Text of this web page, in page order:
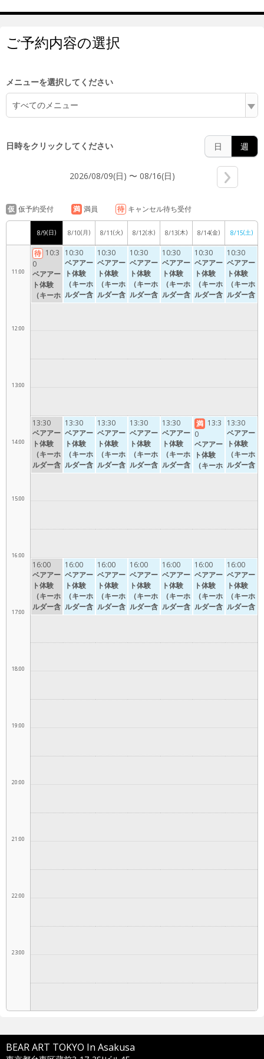
ご予約内容の選択
メニューを選択してください
すべてのメニュー
日時をクリックしてください 日 週
2026/08/09(日) 〜 08/16(日)
仮 仮予約受付 満 満員 待 キャンセル待ち受付
8/9(日) 8/10(月) 8/11(火) 8/12(水) 8/13(木) 8/14(金) 8/15(土)
7:00
8:00
10:00
11:00
12:00
13:00
14:00
15:00
16:00
17:00
18:00
19:00
20:00
21:00
22:00
23:00
待 10:3
0
ベアアー
ト体験
（キーホ
ルダー含
13:30
ベアアー
ト体験
（キーホ
ルダー含
む）13:3
16:00
ベアアー
ト体験
（キーホ
ルダー含
む）16:0
10:30
ベアアー
ト体験
（キーホ
ルダー含
む）10:3
13:30
ベアアー
ト体験
（キーホ
ルダー含
む）13:3
16:00
ベアアー
ト体験
（キーホ
ルダー含
む）16:0
10:30
ベアアー
ト体験
（キーホ
ルダー含
む）10:3
13:30
ベアアー
ト体験
（キーホ
ルダー含
む）13:3
16:00
ベアアー
ト体験
（キーホ
ルダー含
む）16:0
10:30
ベアアー
ト体験
（キーホ
ルダー含
む）10:3
13:30
ベアアー
ト体験
（キーホ
ルダー含
む）13:3
16:00
ベアアー
ト体験
（キーホ
ルダー含
む）16:0
10:30
ベアアー
ト体験
（キーホ
ルダー含
む）10:3
13:30
ベアアー
ト体験
（キーホ
ルダー含
む）13:3
16:00
ベアアー
ト体験
（キーホ
ルダー含
む）16:0
10:30
ベアアー
ト体験
（キーホ
ルダー含
む）10:3
満 13:3
0
ベアアー
ト体験
（キーホ
ルダー含
16:00
ベアアー
ト体験
（キーホ
ルダー含
む）16:0
10:30
ベアアー
ト体験
（キーホ
ルダー含
む）10:3
13:30
ベアアー
ト体験
（キーホ
ルダー含
む）13:3
16:00
ベアアー
ト体験
（キーホ
ルダー含
む）16:0
BEAR ART TOKYO In Asakusa